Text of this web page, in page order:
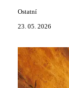
Ostatní
23. 05. 2026